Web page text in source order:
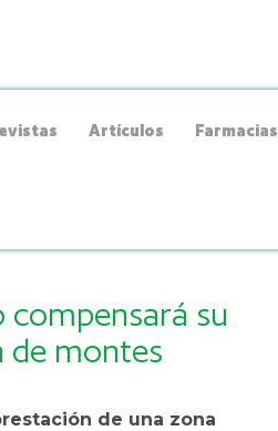
Artículos Farmacias
compensará su
de montes
de una zona